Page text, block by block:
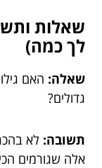
שאלות
לך כמה)
שאלה: האם
גדולים?
תשובה: לא
אלה שגורמים